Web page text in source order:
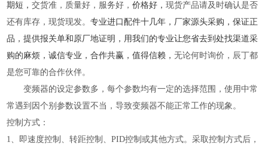
期短，交货准，质量好，服务好，价格好，现货产品请及时确认是否
还有库存，现货现发。专业进口配件十几年，厂家源头采购，保证正
品，提供报关单和原厂地证明，用我们的专业让您省去到处找渠道采
购的麻烦，诚信专业，合作共赢，值得信赖，无论何时询价，辰丁都
是您可靠的合作伙伴。
变频器的设定参数多，每个参数均有一定的选择范围，使用中常
常遇到因个别参数设置不当，导致变频器不能正常工作的现象。
控制方式：
1、即速度控制、转距控制、PID控制或其他方式。采取控制方式后，